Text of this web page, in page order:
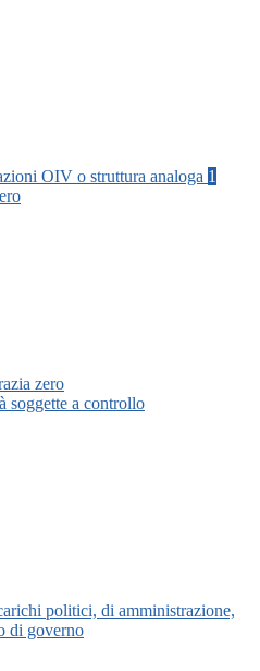
OIV o struttura analoga 1
zero
soggette a controllo
politici, di amministrazione,
di governo